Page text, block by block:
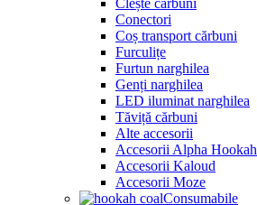
Clește cărbuni
Conectori
Coș transport cărbuni
Furculițe
Furtun narghilea
Genți narghilea
LED iluminat narghilea
Tăviță cărbuni
Alte accesorii
Accesorii Alpha Hookah
Accesorii Kaloud
Accesorii Moze
Consumabile